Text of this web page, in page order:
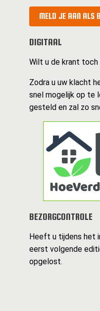
MELD JE AAN ALS
DIGITAAL
Wilt u de krant toch
Zodra u uw klacht
snel mogelijk op te
gesteld en zal zo
BEZORGCONTROLE
Heeft u tijdens het
eerst volgende
opgelost.